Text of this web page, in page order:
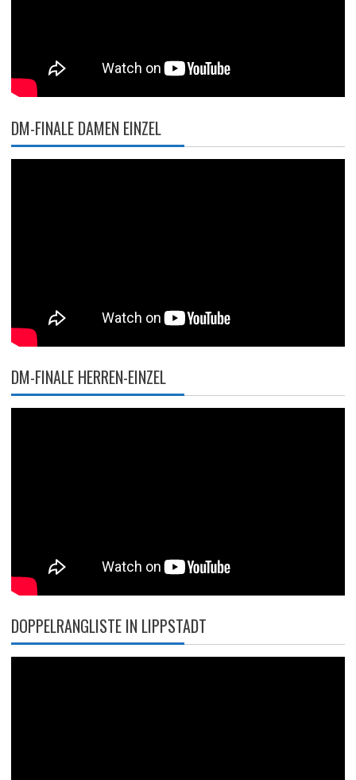
DM-FINALE DAMEN EINZEL
DM-FINALE HERREN-EINZEL
DOPPELRANGLISTE IN LIPPSTADT